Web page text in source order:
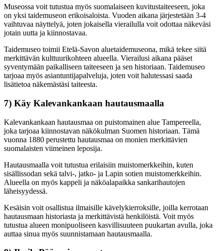
Museossa voit tutustua myös suomalaiseen kuvitustaiteeseen, joka
on yksi taidemuseon erikoisaloista. Vuoden aikana järjestetään 3-4
vaihtuvaa näyttelyä, joten jokaisella vierailulla voit odottaa näkeväsi
jotain uutta ja kiinnostavaa.
Taidemuseo toimii Etelä-Savon aluetaidemuseona, mikä tekee siitä
merkittävän kulttuurikohteen alueella. Vierailusi aikana pääset
syventymään paikalliseen taiteeseen ja sen historiaan. Taidemuseo
tarjoaa myös asiantuntijapalveluja, joten voit halutessasi saada
lisätietoa näkemästäsi taiteesta.
7) Käy Kalevankankaan hautausmaalla
Kalevankankaan hautausmaa on puistomainen alue Tampereella,
joka tarjoaa kiinnostavan näkökulman Suomen historiaan. Tämä
vuonna 1880 perustettu hautausmaa on monien merkittävien
suomalaisten viimeinen leposija.
Hautausmaalla voit tutustua erilaisiin muistomerkkeihin, kuten
sisällissodan sekä talvi-, jatko- ja Lapin sotien muistomerkkeihin.
Alueella on myös kappeli ja näköalapaikka sankarihautojen
läheisyydessä.
Kesäisin voit osallistua ilmaisille kävelykierroksille, joilla kerrotaan
hautausmaan historiasta ja merkittävistä henkilöistä. Voit myös
tutustua alueen monipuoliseen kasvillisuuteen puukartan avulla, joka
auttaa sinua myös suunnistamaan hautausmaalla.